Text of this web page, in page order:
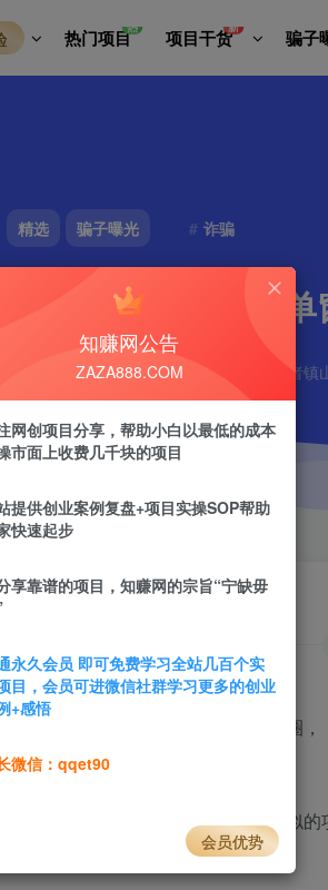
精选 骗子曝光 诈骗
机项目日产过千，单
更新时间2024-10-16 作者镇
热门项目热 项目干货新 骗子
，一个月就跑路，然后换个名继续圈，
似的项目别碰。
型的资金盘，我以前曝光过其他类似的
吸取教训。
知赚网公告
ZAZA888.COM
网创项目分享，帮助小白以最低的成本
市面上收费几千块的项目
提供创业案例复盘+项目实操SOP帮助
快速起步
享靠谱的项目，知赚网的宗旨“宁缺毋
永久会员 即可免费学习全站几百个实
目，会员可进微信社群学习更多的创业
+感悟
微信：qqet90
会员优势